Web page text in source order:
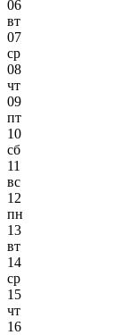
06
вт
07
ср
08
чт
09
пт
10
сб
11
вс
12
пн
13
вт
14
ср
15
чт
16